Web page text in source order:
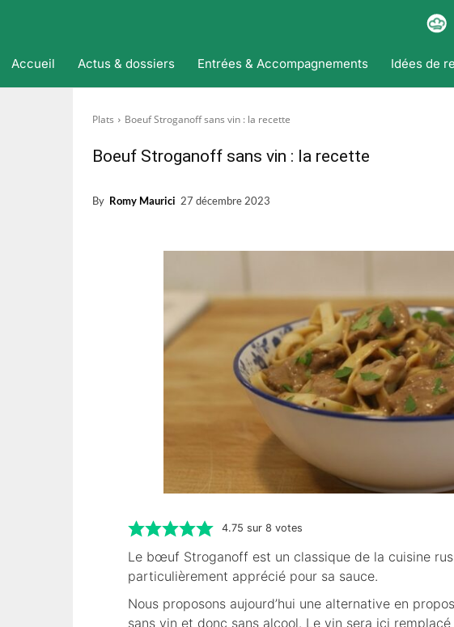
Accueil Actus & dossiers Entrées & Accompagnements Idées de
Plats Boeuf Stroganoff sans vin : la recette
Boeuf Stroganoff sans vin : la recette
By Romy Maurici 27 décembre 2023
4.75 sur 8 votes
Le bœuf Stroganoff est un classique de la cuisine
particulièrement apprécié pour sa sauce.
Nous proposons aujourd’hui une alternative en
sans vin et donc sans alcool. Le vin sera ici